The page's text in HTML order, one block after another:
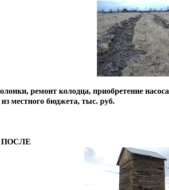
ремонт колодца, приобретение насоса
местного бюджета, тыс. руб.
ПОСЛЕ